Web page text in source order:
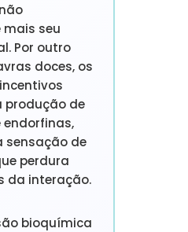
mais seu
Por outro
doces, os
produção de
endorfinas,
sensação de
perdura
da interação.
bioquímica